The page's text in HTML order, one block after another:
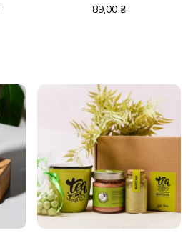
89,00 ₴